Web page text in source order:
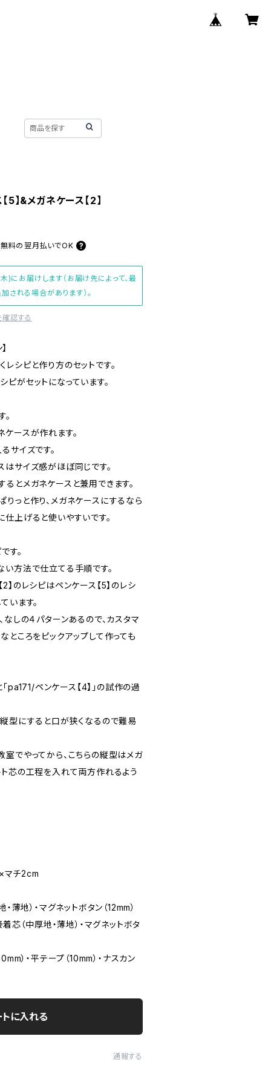
】&メガネケース【2】
料の 翌月払いでOK
お届けします（お届け先によって、最
される場合があります）。
認する
シピと作り方のセットです。
がセットになっています。
ースが作れます。
サイズです。
サイズ感がほぼ同じです。
とメガネケースと兼用できます。
っと作り、メガネケースにするなら
上げると使いやすいです。
す。
方法で仕立てる手順です。
のレシピはペンケース【5】のレシ
います。
なしの４パターンあるので、カスタマ
ところをピックアップして作っても
pa171/ペンケース【4】」の試作の過
型にすると口が狭くなるので難易
でやってから、こちらの縦型はメガ
ト芯の工程を入れて両方作れるよう
マチ2cm
薄地）・マグネットボタン（12mm）
芯（中厚地・薄地）・マグネットボタ
）・平テープ（10mm）・ナスカン
に入れる
通報する